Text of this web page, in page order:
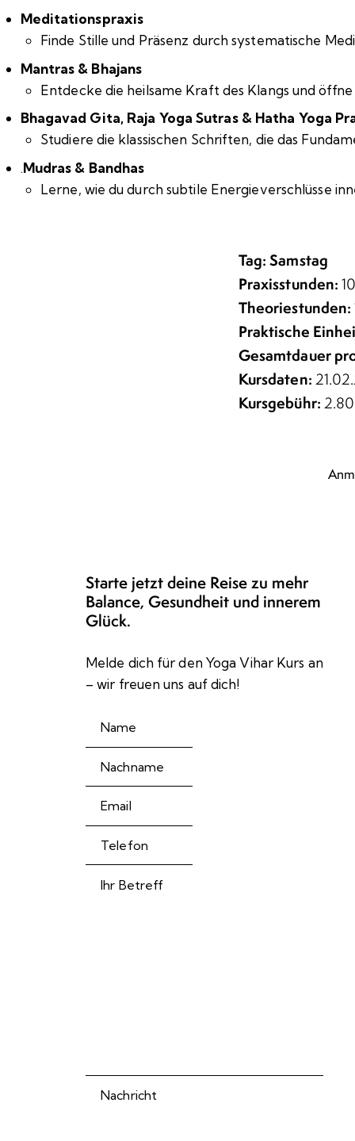
Meditationspraxis
Finde Stille und Präsenz durch systematische
Mantras & Bhajans
Entdecke die heilsame Kraft des Klangs und
Bhagavad Gita, Raja Yoga Sutras & Hatha Yoga
Studiere die klassischen Schriften, die das
.Mudras & Bandhas
Lerne, wie du durch subtile Energieverschlüsse
Tag: Samstag
Praxisstunden:
Theoriestunden:
Praktische
Gesamtdauer
Kursdaten:
Kursgebühr:
Starte jetzt deine Reise zu mehr
Balance, Gesundheit und innerem
Glück.
Melde dich für den Yoga Vihar Kurs an
– wir freuen uns auf dich!